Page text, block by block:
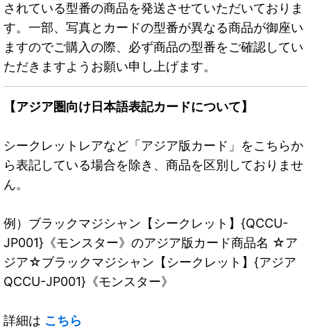
されている型番の商品を発送させていただいておりま
す。一部、写真とカードの型番が異なる商品が御座い
ますのでご購入の際、必ず商品の型番をご確認してい
ただきますようお願い申し上げます。
【アジア圏向け日本語表記カードについて】
シークレットレアなど「アジア版カード」をこちらか
ら表記している場合を除き、商品を区別しておりませ
ん。
例）ブラックマジシャン【シークレット】{QCCU-
JP001}《モンスター》のアジア版カード商品名 ☆ア
ジア☆ブラックマジシャン【シークレット】{アジア
QCCU-JP001}《モンスター》
詳細は こちら